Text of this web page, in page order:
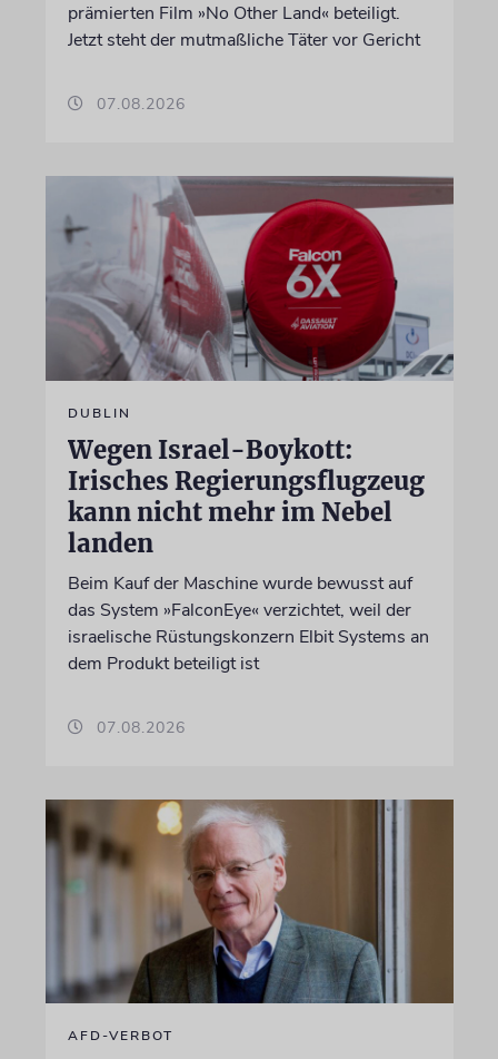
prämierten Film »No Other Land« beteiligt.
Jetzt steht der mutmaßliche Täter vor Gericht
07.08.2026
DUBLIN
Wegen Israel-Boykott:
Irisches Regierungsflugzeug
kann nicht mehr im Nebel
landen
Beim Kauf der Maschine wurde bewusst auf
das System »FalconEye« verzichtet, weil der
israelische Rüstungskonzern Elbit Systems an
dem Produkt beteiligt ist
07.08.2026
AFD-VERBOT